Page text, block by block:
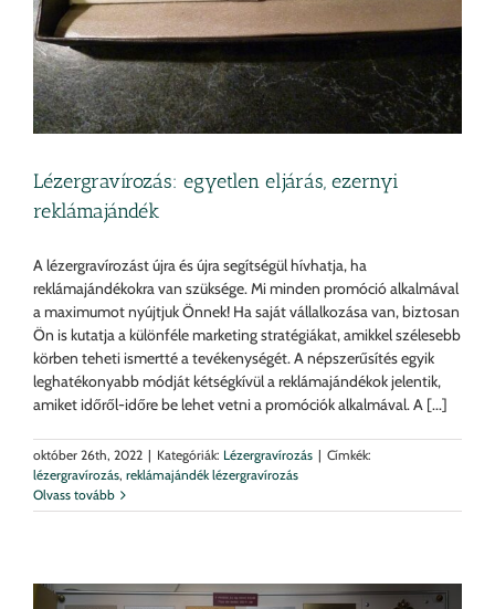
Lézergravírozás: egyetlen eljárás, ezernyi
reklámajándék
A lézergravírozást újra és újra segítségül hívhatja, ha
reklámajándékokra van szüksége. Mi minden promóció alkalmával
a maximumot nyújtjuk Önnek! Ha saját vállalkozása van, biztosan
Ön is kutatja a különféle marketing stratégiákat, amikkel szélesebb
körben teheti ismertté a tevékenységét. A népszerűsítés egyik
leghatékonyabb módját kétségkívül a reklámajándékok jelentik,
amiket időről-időre be lehet vetni a promóciók alkalmával. A [...]
október 26th, 2022 | Kategóriák: Lézergravírozás | Címkék:
lézergravírozás, reklámajándék lézergravírozás
Olvass tovább